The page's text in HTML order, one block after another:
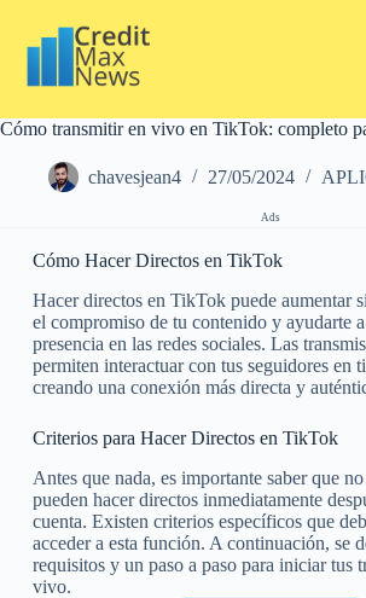
Cómo transmitir en vivo en TikTok: completo
chavesjean4 27/05/2024
Ads
Cómo Hacer Directos en TikTok
Hacer directos en TikTok puede aumentar
el compromiso de tu contenido y ayudarte
presencia en las redes sociales. Las
permiten interactuar con tus seguidores en
creando una conexión más directa y
Criterios para Hacer Directos en TikTok
Antes que nada, es importante saber que
pueden hacer directos inmediatamente
cuenta. Existen criterios específicos que
acceder a esta función. A continuación, se
requisitos y un paso a paso para iniciar tus
vivo.